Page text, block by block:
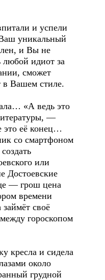
и успели
уникальный
и Вы не
любой идиот за
сможет
в Вашем стиле.
«А ведь это
—
это её конец…
со смартфоном
или
Достоевские
— грош цена
времени
займёт своё
гороскопом
кресла и сидела
около
грудной